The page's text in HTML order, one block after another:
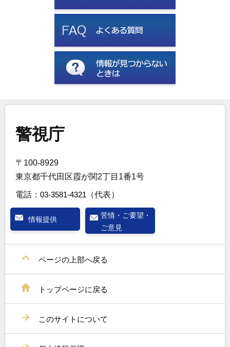
警視庁
〒100-8929
東京都千代田区霞が関2丁目1番1号
電話： 03-3581-4321 （代表）
情報提供
苦情・ご要望・
ご意見
ページの上部へ戻る
トップページに戻る
このサイトについて